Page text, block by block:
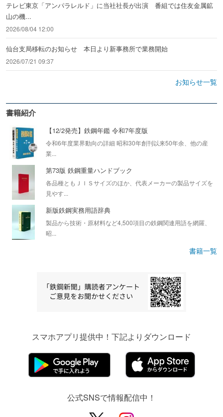
テレビ東京「アンパラレルド」に当社社長が出演 番組では住友金属鉱
山の機...
2026/08/04 12:00
仙台支局移転のお知らせ 本日より新事務所で業務開始
2026/07/21 09:37
お知らせ一覧
書籍紹介
【12/2発売】鉄鋼年鑑 令和7年度版
令和6年度業界動向の詳細 昭和30年創刊以来50年余、他の産
業...
第73版 鉄鋼重量ハンドブック
各品種ともＪＩＳサイズのほか、代表メーカーの製品サイズを
見やす...
新版鉄鋼実務用語辞典
製品から技術・原材料など4,500項目の鉄鋼関連用語を網羅、
昭...
書籍一覧
スマホアプリ提供中！下記よりダウンロード
公式SNSで情報配信中！